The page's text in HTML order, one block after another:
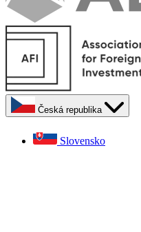
Česká republika
Slovensko